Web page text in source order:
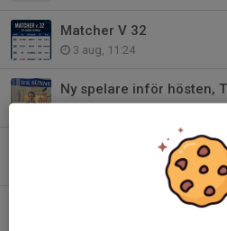
Matcher V 32
3 aug, 11:24
IFK -Kronoparken onsdag